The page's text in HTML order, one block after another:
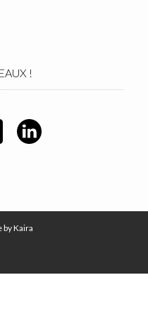
!
byKaira